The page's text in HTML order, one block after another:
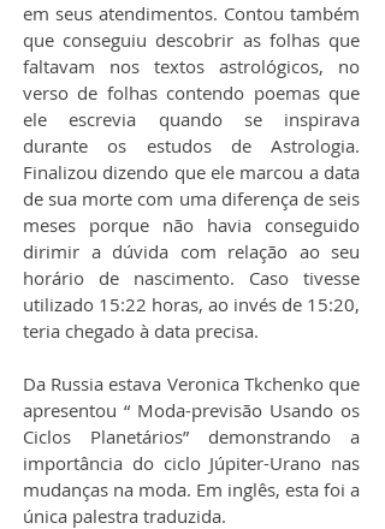
em seus atendimentos. Contou também
que conseguiu descobrir as folhas que
faltavam nos textos astrológicos, no
verso de folhas contendo poemas que
ele escrevia quando se inspirava
durante os estudos de Astrologia.
Finalizou dizendo que ele marcou a data
de sua morte com uma diferença de seis
meses porque não havia conseguido
dirimir a dúvida com relação ao seu
horário de nascimento. Caso tivesse
utilizado 15:22 horas, ao invés de 15:20,
teria chegado à data precisa.
Da Russia estava Veronica Tkchenko que
apresentou “ Moda-previsão Usando os
Ciclos Planetários” demonstrando a
importância do ciclo Júpiter-Urano nas
mudanças na moda. Em inglês, esta foi a
única palestra traduzida.